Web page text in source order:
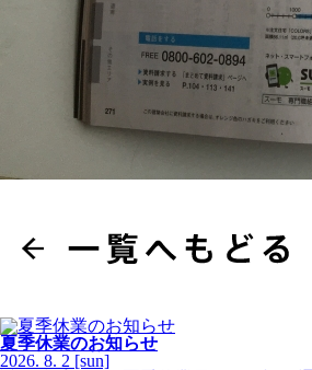
夏季休業のお知らせ
2026. 8. 2 [sun]